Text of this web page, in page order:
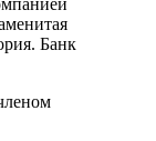
Банк